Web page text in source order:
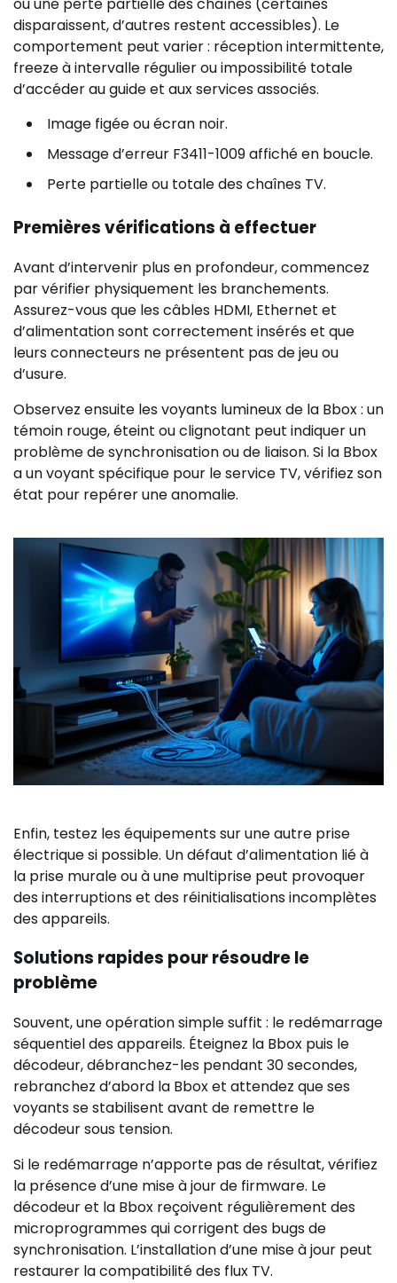
disparaissent, d’autres restent accessibles). Le
comportement peut varier : réception intermittente,
freeze à intervalle régulier ou impossibilité totale
d’accéder au guide et aux services associés.
Image figée ou écran noir.
Message d’erreur F3411-1009 affiché en boucle.
Perte partielle ou totale des chaînes TV.
Premières vérifications à effectuer
Avant d’intervenir plus en profondeur, commencez
par vérifier physiquement les branchements.
Assurez-vous que les câbles HDMI, Ethernet et
d’alimentation sont correctement insérés et que
leurs connecteurs ne présentent pas de jeu ou
d’usure.
Observez ensuite les voyants lumineux de la Bbox : un
témoin rouge, éteint ou clignotant peut indiquer un
problème de synchronisation ou de liaison. Si la Bbox
a un voyant spécifique pour le service TV, vérifiez son
état pour repérer une anomalie.
Enfin, testez les équipements sur une autre prise
électrique si possible. Un défaut d’alimentation lié à
la prise murale ou à une multiprise peut provoquer
des interruptions et des réinitialisations incomplètes
des appareils.
Solutions rapides pour résoudre le
problème
Souvent, une opération simple suffit : le redémarrage
séquentiel des appareils. Éteignez la Bbox puis le
décodeur, débranchez-les pendant 30 secondes,
rebranchez d’abord la Bbox et attendez que ses
voyants se stabilisent avant de remettre le
décodeur sous tension.
Si le redémarrage n’apporte pas de résultat, vérifiez
la présence d’une mise à jour de firmware. Le
décodeur et la Bbox reçoivent régulièrement des
microprogrammes qui corrigent des bugs de
synchronisation. L’installation d’une mise à jour peut
restaurer la compatibilité des flux TV.